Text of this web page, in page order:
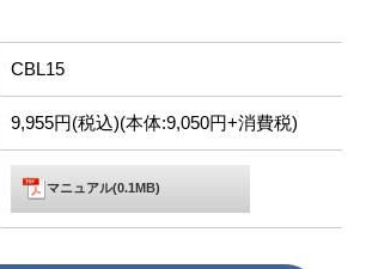
CBL15
9,955円(税込)(本体:9,050円+消費税)
マニュアル(0.1MB)